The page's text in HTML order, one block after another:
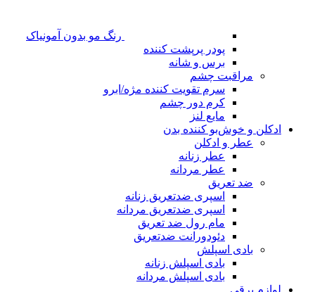
رنگ مو بدون آمونیاک
پودر پرپشت کننده
برس و شانه
مراقبت چشم
سرم تقویت کننده مژه/ابرو
کرم دور چشم
مایع لنز
ادکلن و خوش‌بو کننده بدن
عطر و ادکلن
عطر زنانه
عطر مردانه
ضد تعریق
اسپری ضدتعریق زنانه
اسپری ضدتعریق مردانه
مام رول ضد تعریق
دئودورانت ضدتعریق
بادی اسپلش
بادی اسپلش زنانه
بادی اسپلش مردانه
لوازم برقی